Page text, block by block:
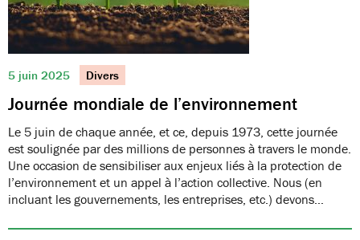
5 juin 2025 Divers
Journée mondiale de l’environnement
Le 5 juin de chaque année, et ce, depuis 1973, cette journée
est soulignée par des millions de personnes à travers le monde.
Une occasion de sensibiliser aux enjeux liés à la protection de
l’environnement et un appel à l’action collective. Nous (en
incluant les gouvernements, les entreprises, etc.) devons…